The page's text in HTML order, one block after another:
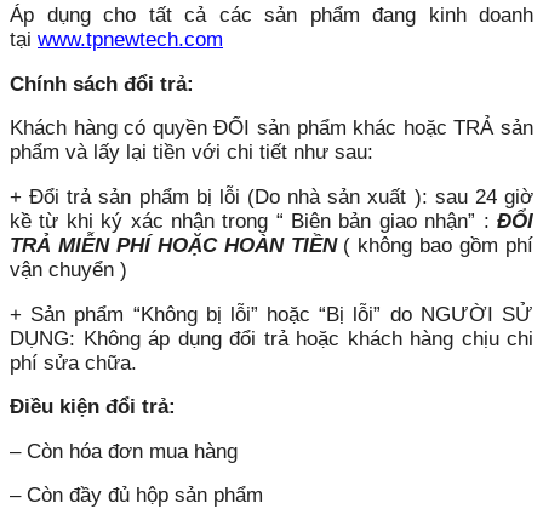
Áp dụng cho tất cả các sản phẩm đang kinh doanh
tại www.tpnewtech.com
Chính sách đổi trả:
Khách hàng có quyền ĐỔI sản phẩm khác hoặc TRẢ sản
phẩm và lấy lại tiền với chi tiết như sau:
+ Đổi trả sản phẩm bị lỗi (Do nhà sản xuất ): sau 24 giờ
kề từ khi ký xác nhận trong “ Biên bản giao nhận” : ĐỔI
TRẢ MIỄN PHÍ HOẶC HOÀN TIỀN( không bao gồm phí
vận chuyển )
+ Sản phẩm “Không bị lỗi” hoặc “Bị lỗi” do NGƯỜI SỬ
DỤNG: Không áp dụng đổi trả hoặc khách hàng chịu chi
phí sửa chữa.
Điều kiện đổi trả:
– Còn hóa đơn mua hàng
– Còn đầy đủ hộp sản phẩm